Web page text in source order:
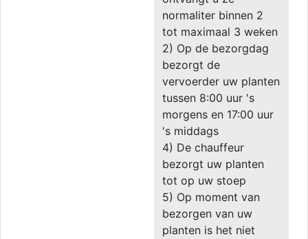
normaliter binnen 2
tot maximaal 3 weken
2) Op de bezorgdag
bezorgt de
vervoerder uw planten
tussen 8:00 uur 's
morgens en 17:00 uur
's middags
4) De chauffeur
bezorgt uw planten
tot op uw stoep
5) Op moment van
bezorgen van uw
planten is het niet